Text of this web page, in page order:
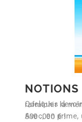
NOTIONS
Quelques devoirs de vacances pour vous
Avec, en prime, une information d’une valeur de 500 .000 € !